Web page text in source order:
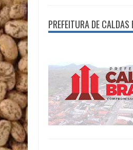
PREFEITURA DE CALDAS